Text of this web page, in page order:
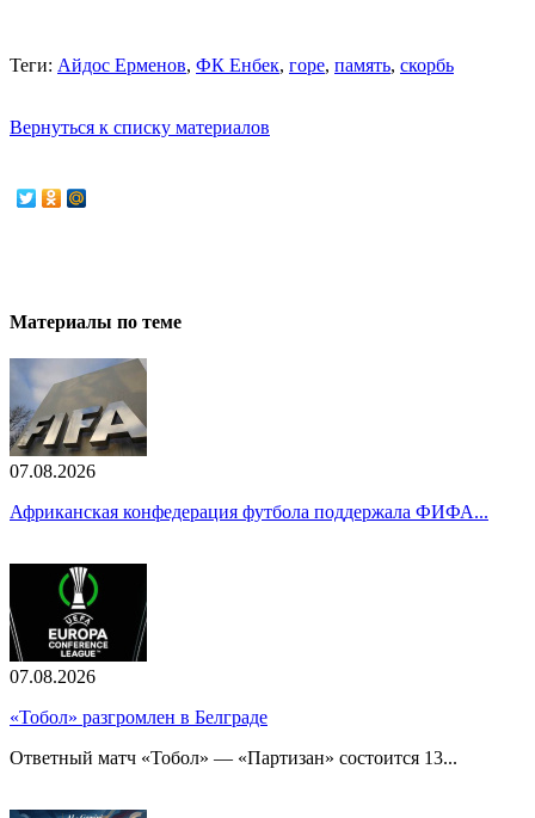
Теги: Айдос Ерменов, ФК Енбек, горе, память, скорбь
Вернуться к списку материалов
Материалы по теме
07.08.2026
Африканская конфедерация футбола поддержала ФИФА...
07.08.2026
«Тобол» разгромлен в Белграде
Ответный матч «Тобол» — «Партизан» состоится 13...